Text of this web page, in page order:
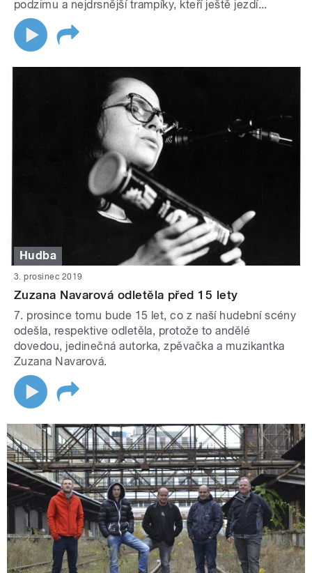
podzimu a nejdrsnější trampíky, kteří ještě jezdí...
Hudba
3. prosinec 2019
Zuzana Navarová odletěla před 15 lety
7. prosince tomu bude 15 let, co z naší hudební scény
odešla, respektive odletěla, protože to andělé
dovedou, jedinečná autorka, zpěvačka a muzikantka
Zuzana Navarová.